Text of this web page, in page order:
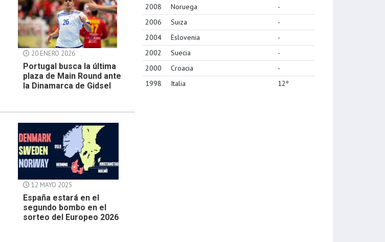
20 ENERO 2026
Portugal busca la última
plaza de Main Round ante
la Dinamarca de Gidsel
12 MAYO 2025
España estará en el
segundo bombo en el
sorteo del Europeo 2026
2008
Noruega
-
2006
Suiza
-
2004
Eslovenia
-
2002
Suecia
-
2000
Croacia
-
1998
Italia 12º